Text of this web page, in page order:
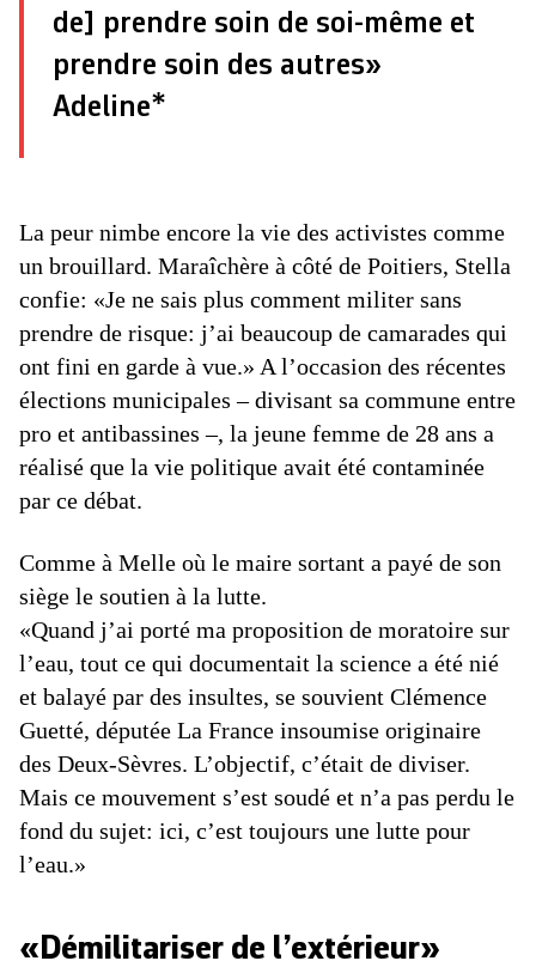
de] prendre soin de soi-même et
prendre soin des autres»
Adeline*
La peur nimbe encore la vie des activistes comme
un brouillard. Maraîchère à côté de Poitiers, Stella
confie: «Je ne sais plus comment militer sans
prendre de risque: j’ai beaucoup de camarades qui
ont fini en garde à vue.» A l’occasion des récentes
élections municipales – divisant sa commune entre
pro et antibassines –, la jeune femme de 28 ans a
réalisé que la vie politique avait été contaminée
par ce débat.
Comme à Melle où le maire sortant a payé de son
siège le soutien à la lutte.
«Quand j’ai porté ma proposition de moratoire sur
l’eau, tout ce qui documentait la science a été nié
et balayé par des insultes, se souvient Clémence
Guetté, députée La France insoumise originaire
des Deux-Sèvres. L’objectif, c’était de diviser.
Mais ce mouvement s’est soudé et n’a pas perdu le
fond du sujet: ici, c’est toujours une lutte pour
l’eau.»
«Démilitariser de l’extérieur»